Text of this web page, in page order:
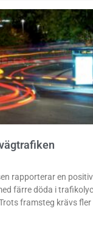
rapporterar en
färre döda i
framsteg krävs